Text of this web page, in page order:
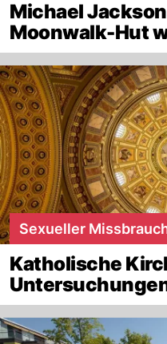
Michael
Moonwalk-Hut
Sexueller
Katholische